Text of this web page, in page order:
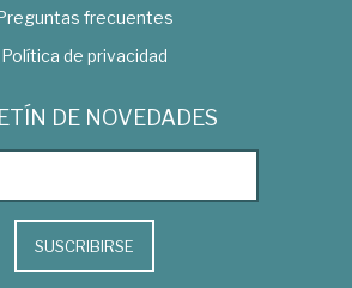
frecuentes
Política de privacidad
DE NOVEDADES
SUSCRIBIRSE